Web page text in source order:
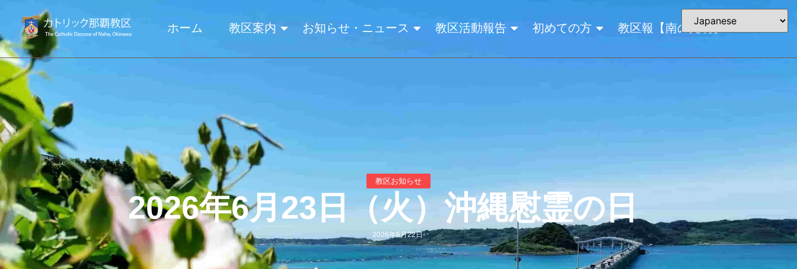
ホーム 教区案内 お知らせ・ニュース 教区活動報告 初めての方 教区報【南の光明】
教区お知らせ
2026年6月23日（火）沖縄慰霊の日
2026年6月22日-